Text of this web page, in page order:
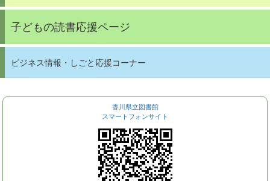
子どもの読書応援ページ
ビジネス情報・しごと応援コーナー
香川県立図書館
スマートフォンサイト